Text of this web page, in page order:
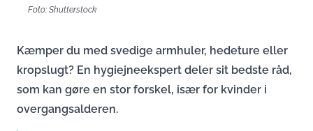
Foto: Shutterstock
Kæmper du med svedige armhuler, hedeture eller
kropslugt? En hygiejneekspert deler sit bedste råd,
som kan gøre en stor forskel, især for kvinder i
overgangsalderen.